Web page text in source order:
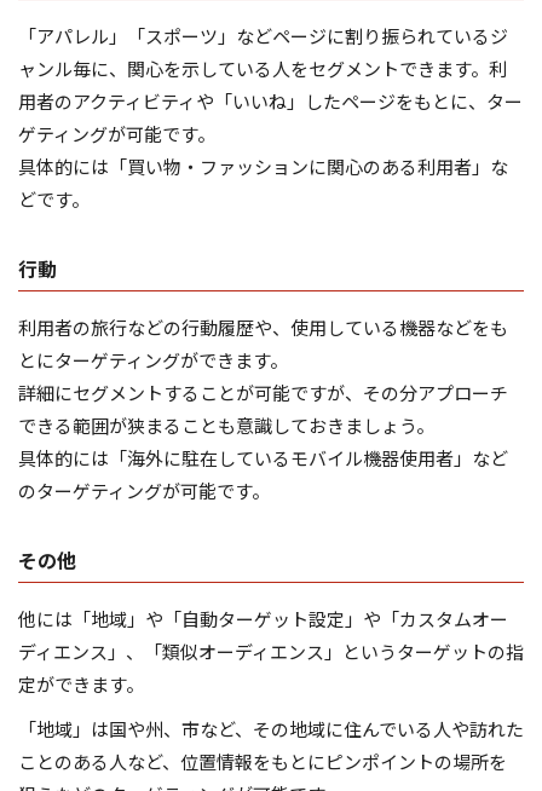
「アパレル」「スポーツ」などページに割り振られているジ
ャンル毎に、関心を示している人をセグメントできます。利
用者のアクティビティや「いいね」したページをもとに、ター
ゲティングが可能です。
具体的には「買い物・ファッションに関心のある利用者」な
どです。
行動
利用者の旅行などの行動履歴や、使用している機器などをも
とにターゲティングができます。
詳細にセグメントすることが可能ですが、その分アプローチ
できる範囲が狭まることも意識しておきましょう。
具体的には「海外に駐在しているモバイル機器使用者」など
のターゲティングが可能です。
その他
他には「地域」や「自動ターゲット設定」や「カスタムオー
ディエンス」、「類似オーディエンス」というターゲットの指
定ができます。
「地域」は国や州、市など、その地域に住んでいる人や訪れた
ことのある人など、位置情報をもとにピンポイントの場所を